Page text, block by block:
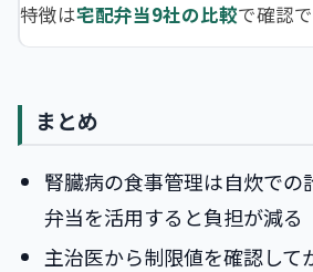
特徴は宅配弁当9社の比較で確認で
まとめ
腎臓病の食事管理は自炊での
弁当を活用すると負担が減る
主治医から制限値を確認して